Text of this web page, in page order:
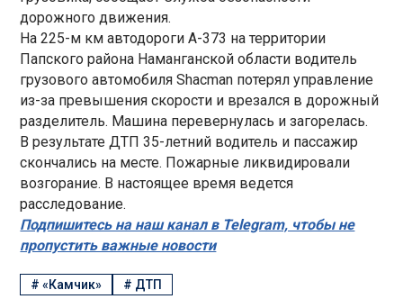
дорожного движения.
На 225-м км автодороги А-373 на территории
Папского района Наманганской области водитель
грузового автомобиля Shacman потерял управление
из-за превышения скорости и врезался в дорожный
разделитель. Машина перевернулась и загорелась.
В результате ДТП 35-летний водитель и пассажир
скончались на месте. Пожарные ликвидировали
возгорание. В настоящее время ведется
расследование.
Подпишитесь на наш канал в Telegram, чтобы не
пропустить важные новости
#«Камчик» # ДТП